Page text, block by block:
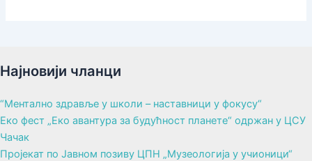
Најновији чланци
“Ментално здравље у школи – наставници у фокусу“
Еко фест „Еко авантура за будућност планете“ одржан у ЦСУ
Чачак
Пројекат по Јавном позиву ЦПН „Музеологија у учионици“